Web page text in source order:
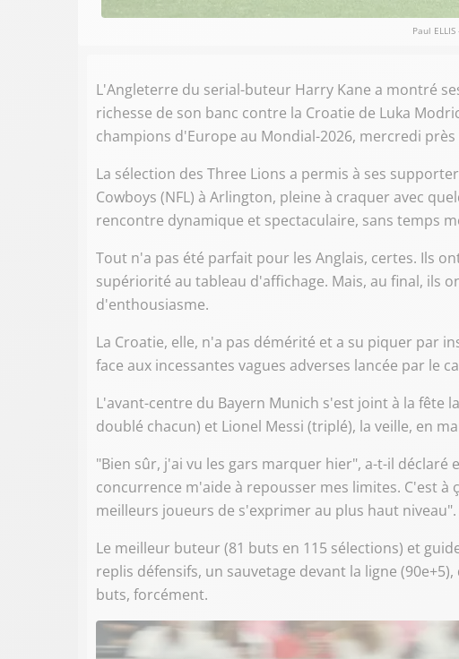
Paul ELLIS
L'Angleterre du serial-buteur Harry Kane a montré
richesse de son banc contre la Croatie de Luka
champions d'Europe au Mondial-2026, mercredi près
La sélection des Three Lions a permis à ses
Cowboys (NFL) à Arlington, pleine à craquer avec
rencontre dynamique et spectaculaire, sans temps
Tout n'a pas été parfait pour les Anglais, certes. Ils
supériorité au tableau d'affichage. Mais, au final, ils
d'enthousiasme.
La Croatie, elle, n'a pas démérité et a su piquer par
face aux incessantes vagues adverses lancée par le
L'avant-centre du Bayern Munich s'est joint à la fête
doublé chacun) et Lionel Messi (triplé), la veille, en
"Bien sûr, j'ai vu les gars marquer hier", a-t-il déclaré
concurrence m'aide à repousser mes limites. C'est
meilleurs joueurs de s'exprimer au plus haut niveau".
Le meilleur buteur (81 buts en 115 sélections) et
replis défensifs, un sauvetage devant la ligne
buts, forcément.